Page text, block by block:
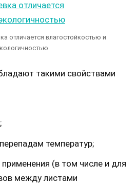
отличается влагостойкостью и
такими свойствами
температур;
(в том числе и для
между листами